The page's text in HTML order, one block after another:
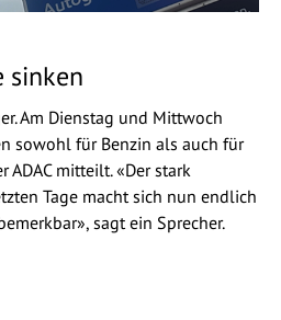
sinken
Am Dienstag und Mittwoch
sowohl für Benzin als auch für
ADAC mitteilt. «Der stark
Tage macht sich nun endlich
sagt ein Sprecher.